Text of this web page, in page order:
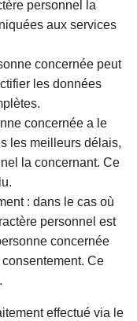
personnel la
aux services
concernée peut
les données
concernée a le
les meilleurs délais,
la concernant. Ce
: dans le cas où
personnel est
concernée
Ce
effectué via le